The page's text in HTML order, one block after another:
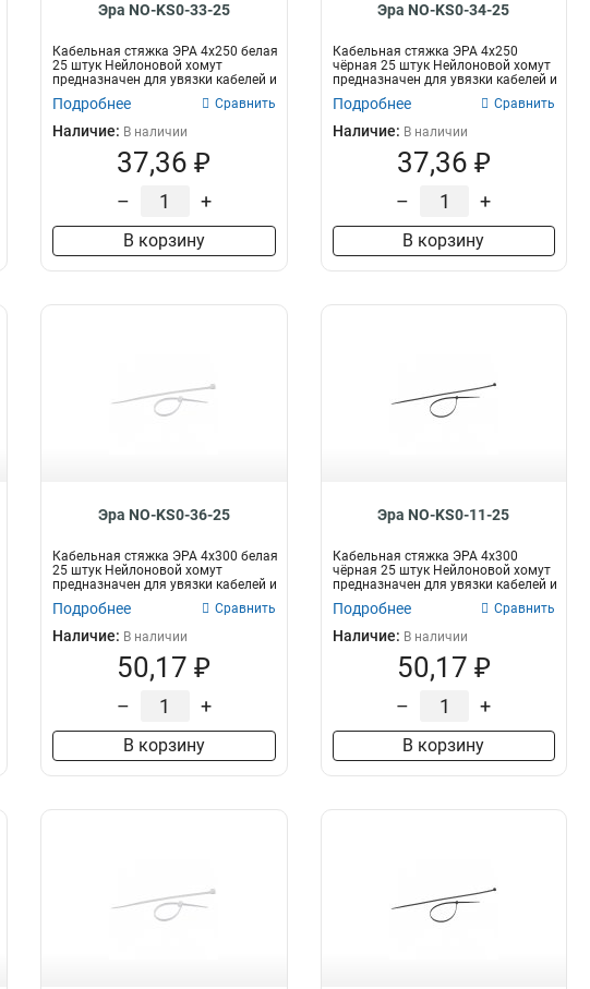
Эра NO-KS0-33-25
Кабельная стяжка ЭРА 4x250 белая
25 штук Нейлоновой хомут
предназначен для увязки кабелей и
Подробнее Сравнить
Наличие: В наличии
37,36 ₽
– +
В корзину
Эра NO-KS0-34-25
Кабельная стяжка ЭРА 4x250
чёрная 25 штук Нейлоновой хомут
предназначен для увязки кабелей и
Подробнее Сравнить
Наличие: В наличии
37,36 ₽
– +
В корзину
Эра NO-KS0-36-25
Кабельная стяжка ЭРА 4x300 белая
25 штук Нейлоновой хомут
предназначен для увязки кабелей и
Подробнее Сравнить
Наличие: В наличии
50,17 ₽
– +
В корзину
Эра NO-KS0-11-25
Кабельная стяжка ЭРА 4x300
чёрная 25 штук Нейлоновой хомут
предназначен для увязки кабелей и
Подробнее Сравнить
Наличие: В наличии
50,17 ₽
– +
В корзину